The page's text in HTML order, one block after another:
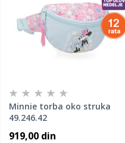
Minnie torba oko struka
49.246.42
919,00 din